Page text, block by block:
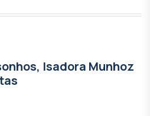
Isadora Munhoz